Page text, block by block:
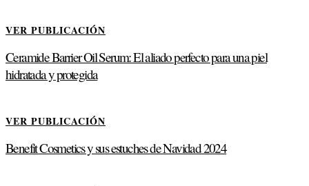
VER PUBLICACIÓN
Ceramide Barrier Oil Serum: El aliado perfecto para una piel
hidratada y protegida
VER PUBLICACIÓN
Benefit Cosmetics y sus estuches de Navidad 2024